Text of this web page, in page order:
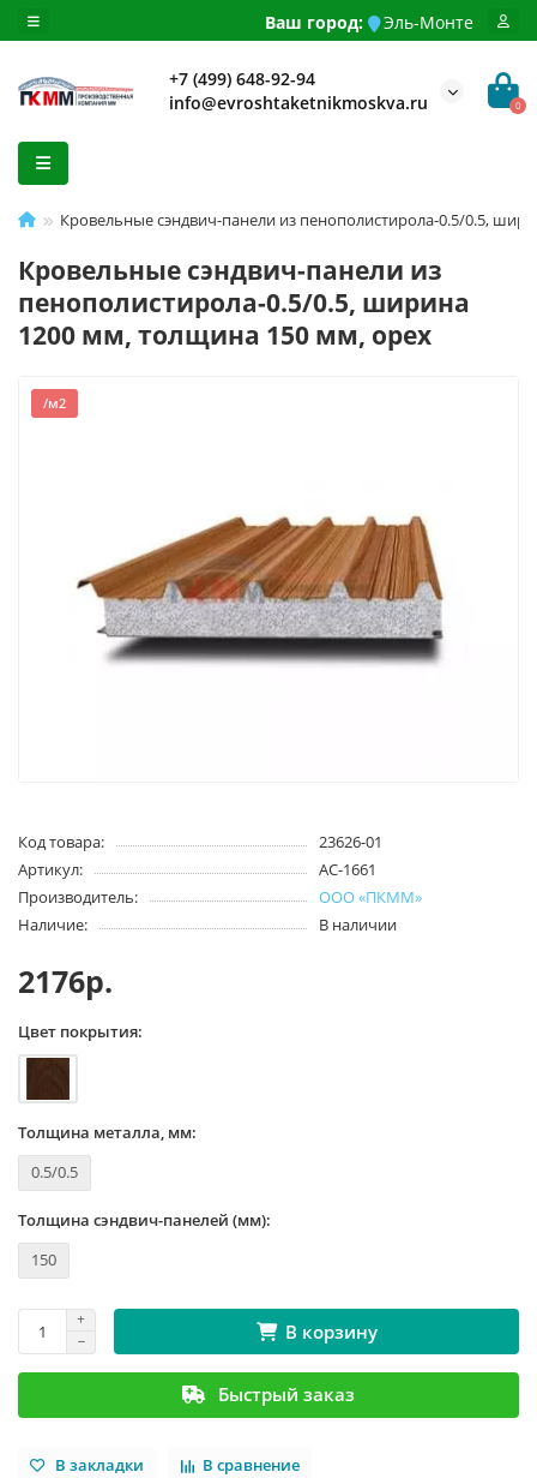
Ваш город: Эль-Монте
+7 (499) 648-92-94
info@evroshtaketnikmoskva.ru
0
Кровельные сэндвич-панели из пенополистирола-0.5/0.5,
Кровельные сэндвич-панели из
пенополистирола-0.5/0.5, ширина
1200 мм, толщина 150 мм, орех
/м2
Код товара:
23626-01
Артикул:
АС-1661
Производитель:
ООО «ПКММ»
Наличие:
В наличии
2176р.
Цвет покрытия:
Толщина металла, мм:
0.5/0.5
Толщина сэндвич-панелей (мм):
150
В корзину
Быстрый заказ
В закладки В сравнение